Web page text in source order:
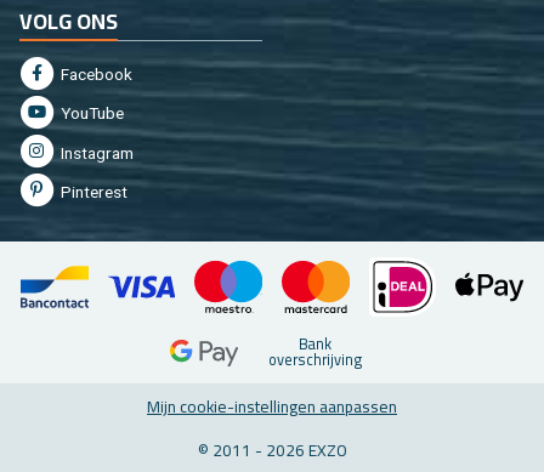
VOLG ONS
Fa­cebook
You­Tu­be
In­st­agram
Pin­te­rest
Bank
over­schrij­ving
Mijn coo­kie-in­stel­lin­gen aan­pas­sen
© 2011 - 2026 EXZO